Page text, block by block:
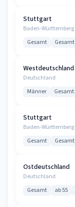
Stuttgart
Baden-Württemberg
Gesamt Gesamt
Westdeutschland
Deutschland
Männer Gesamt
Stuttgart
Baden-Württemberg
Gesamt Gesamt
Ostdeutschland
Deutschland
Gesamt ab 55